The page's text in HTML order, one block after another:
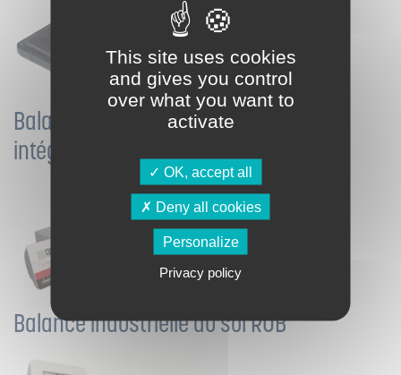
Balance de poche avec calculatrice
intégrée CM
Balance industrielle au sol RUB
This site uses cookies
and gives you control
over what you want to
activate
OK, accept all
Deny all cookies
Personalize
Privacy policy